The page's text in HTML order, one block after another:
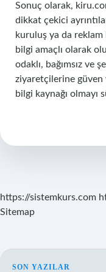
Sonuç olarak,
dikkat çekici
kuruluş ya da reklam
bilgi amaçlı olarak
odaklı, bağımsız ve
ziyaretçilerine
bilgi kaynağı olmayı
https://sistemkurs.com
Sitemap
SON YAZILAR